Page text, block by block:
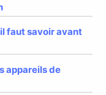
faut savoir avant
appareils de